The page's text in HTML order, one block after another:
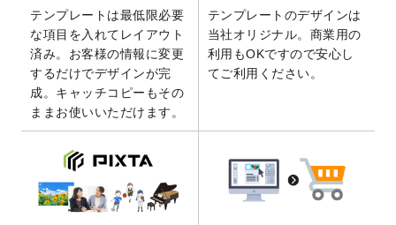
た。
2026/4/23
コラム「 画像の配置・差し替え・トリミン
グ」「テンプレート間でパーツを流用する
方法」を公開いたしました。
2026/4/21
アクリルキーホルダーのデザインテンプレ
ート を追加いたしました。
りました！
2025/12/22
【新商品】アクリルキーホルダーが作成で
きるようになりました！
テンプレートは最低限必要
な項目を入れてレイアウト
済み。お客様の情報に変更
するだけでデザインが完
成。キャッチコピーもその
ままお使いいただけます。
テンプレートのデザインは
当社オリジナル。商業用の
利用もOKですので安心し
てご利用ください。